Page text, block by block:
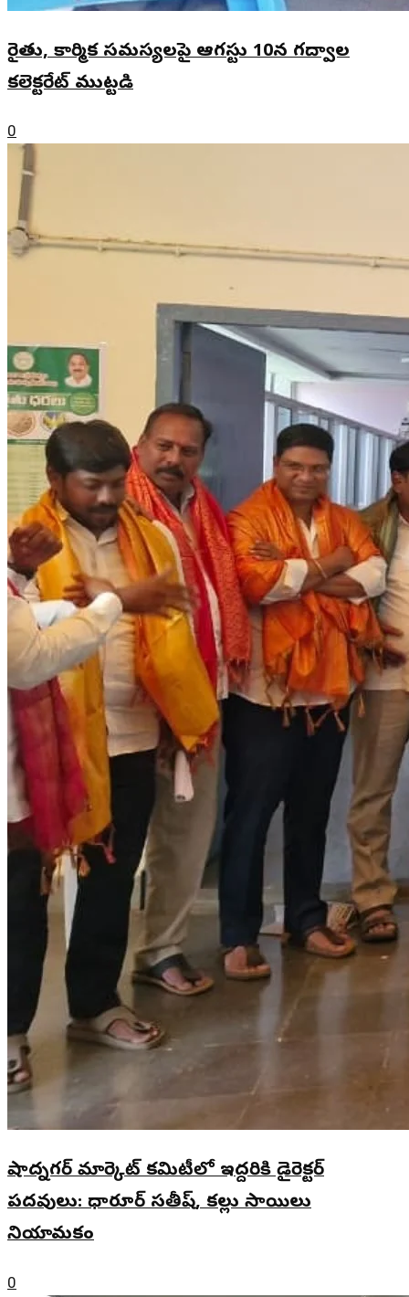
రైతు, కార్మిక సమస్యలపై ఆగస్టు 10న గద్వాల
కలెక్టరేట్ ముట్టడి
0
షాద్నగర్ మార్కెట్ కమిటీలో ఇద్దరికి డైరెక్టర్
పదవులు: ధారూర్ సతీష్, కల్లు సాయిలు
నియామకం
0